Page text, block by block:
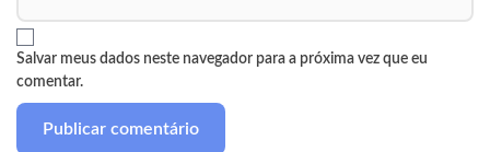
Salvar meus dados neste navegador para a próxima vez que eu
comentar.